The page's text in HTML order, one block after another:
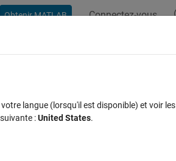
Obtenir MATLAB Connectez-vous
langue (lorsqu'il est disponible) et voir
:United States.